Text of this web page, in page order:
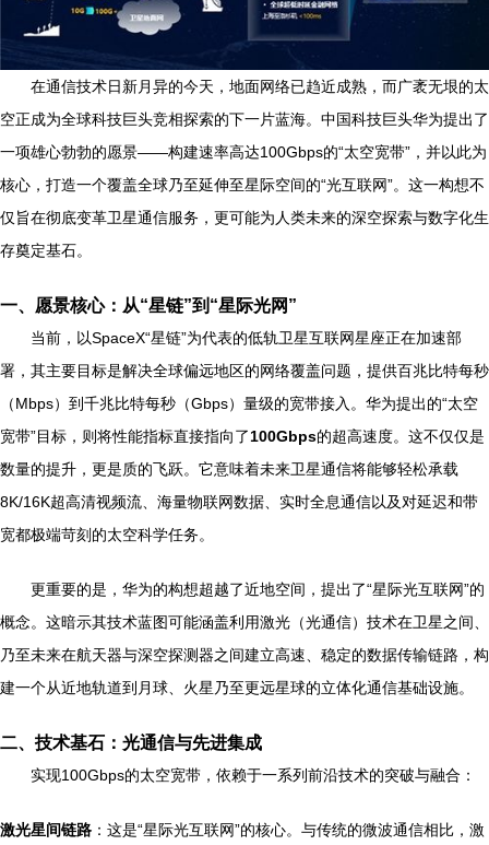
在通信技术日新月异的今天，地面网络已趋近成熟，而广袤无垠的太
空正成为全球科技巨头竞相探索的下一片蓝海。中国科技巨头华为提出了
一项雄心勃勃的愿景——构建速率高达100Gbps的“太空宽带”，并以此为
核心，打造一个覆盖全球乃至延伸至星际空间的“光互联网”。这一构想不
仅旨在彻底变革卫星通信服务，更可能为人类未来的深空探索与数字化生
存奠定基石。
一、愿景核心：从“星链”到“星际光网”
当前，以SpaceX“星链”为代表的低轨卫星互联网星座正在加速部
署，其主要目标是解决全球偏远地区的网络覆盖问题，提供百兆比特每秒
（Mbps）到千兆比特每秒（Gbps）量级的宽带接入。华为提出的“太空
宽带”目标，则将性能指标直接指向了100Gbps的超高速度。这不仅仅是
数量的提升，更是质的飞跃。它意味着未来卫星通信将能够轻松承载
8K/16K超高清视频流、海量物联网数据、实时全息通信以及对延迟和带
宽都极端苛刻的太空科学任务。
更重要的是，华为的构想超越了近地空间，提出了“星际光互联网”的
概念。这暗示其技术蓝图可能涵盖利用激光（光通信）技术在卫星之间、
乃至未来在航天器与深空探测器之间建立高速、稳定的数据传输链路，构
建一个从近地轨道到月球、火星乃至更远星球的立体化通信基础设施。
二、技术基石：光通信与先进集成
实现100Gbps的太空宽带，依赖于一系列前沿技术的突破与融合：
激光星间链路 ：这是“星际光互联网”的核心。与传统的微波通信相比，激